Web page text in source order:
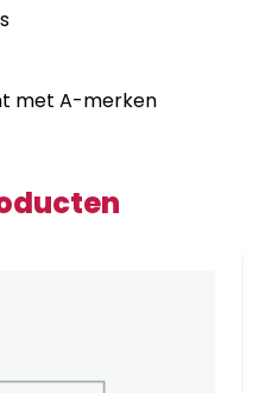
met A-merken